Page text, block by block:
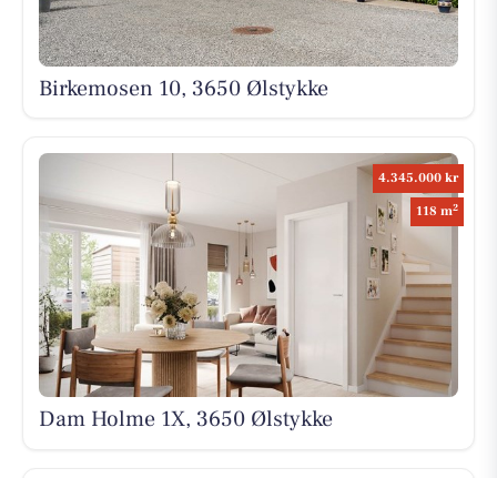
Birkemosen 10, 3650 Ølstykke
4.345.000 kr
118 m2
Dam Holme 1X, 3650 Ølstykke